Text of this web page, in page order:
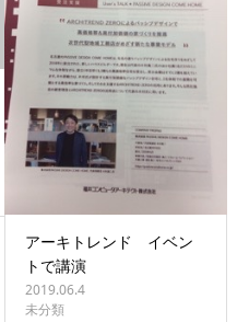
アーキトレンド イベン
トで講演
2019.06.4
未分類